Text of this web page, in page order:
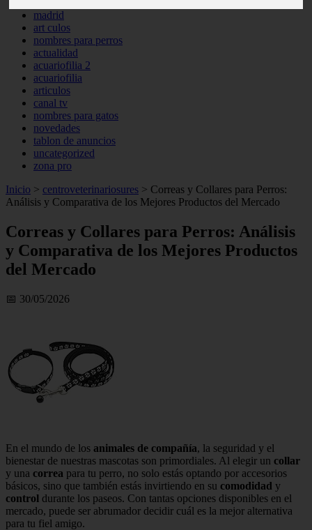
madrid
art culos
nombres para perros
actualidad
acuariofilia 2
acuariofilia
articulos
canal tv
nombres para gatos
novedades
tablon de anuncios
uncategorized
zona pro
Inicio > centroveterinariosures > Correas y Collares para Perros:
Análisis y Comparativa de los Mejores Productos del Mercado
Correas y Collares para Perros: Análisis
y Comparativa de los Mejores Productos
del Mercado
📅 30/05/2026
En el mundo de los animales de compañía, la seguridad y el
bienestar de nuestras mascotas son primordiales. Al elegir un collar
y una correa para tu perro, no solo estás optando por accesorios
básicos, sino que también estás invirtiendo en su comodidad y
control durante los paseos. Con tantas opciones disponibles en el
mercado, puede ser abrumador decidir cuál es la mejor alternativa
para tu fiel amigo.